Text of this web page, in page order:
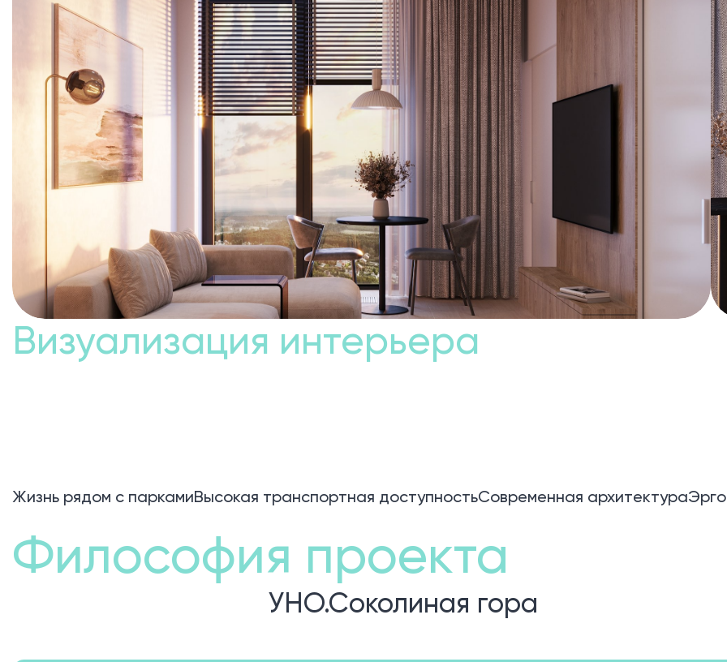
Визуализация интерьера
Жизнь рядом с паркамиВысокая транспортная доступностьСовременная архитектура
Философия проекта
УНО.Соколиная гора